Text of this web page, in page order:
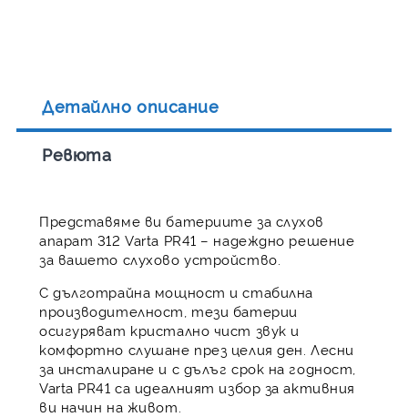
Детайлно описание
Ревюта
Представяме ви батериите за слухов
апарат 312 Varta PR41 – надеждно решение
за вашето слухово устройство.
С дълготрайна мощност и стабилна
производителност, тези батерии
осигуряват кристално чист звук и
комфортно слушане през целия ден. Лесни
за инсталиране и с дълъг срок на годност,
Varta PR41 са идеалният избор за активния
ви начин на живот.